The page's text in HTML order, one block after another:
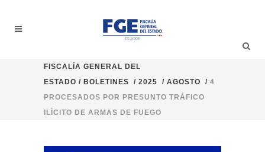
FISCALÍA GENERAL DEL
ESTADO / BOLETINES / 2025 / AGOSTO / 4
PROCESADOS POR PRESUNTO TRÁFICO
ILÍCITO DE ARMAS DE FUEGO